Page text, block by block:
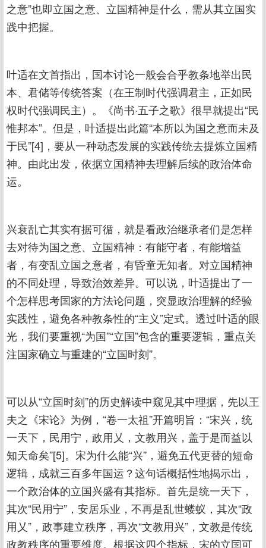
之意”也即立国之意、立国精神是什么，需从其立国实
践中把握。
叶适在文首指出，国本讨论一般会合乎教条地举出民
本、君储等传统答案（在王制时代强调君主，正如民
权时代强调民主）。《尚书·五子之歌》很早就提出“民
惟邦本”。但是，叶适提出此篇“本所以为国之意而未及
于民”[4]，要从一种动态发展的实践传统去提炼立国精
神。由此出发，依据立国精神去理解后续的政治体命
运。
兴衰乱亡其实有据可循，就是看政治继承者们是怎样
去对待为国之意、立国精神：有能守者，有能增益
者，有变乱立国之意者，有昏童无知者。对立国精神
的不同处理，导致治效差异。可以说，叶适提出了一
个怎样思考国家的方法论问题，突显政治理解的经验
实践性，避免各种教条性的“主义”定式。透过叶适的眼
光，我们要重视“为国”“立国”包含的重要逻辑，重点关
注国家确立与重建的“立国时刻”。
可以从“立国时刻”的历史解读中窥见其中理据，先以王
夫之《宋论》为例，“卷一太祖”开篇明旨：“宋兴，统
一天下，民用宁，政用乂，文教用兴，盖于是而益以
知天命矣”[5]。宋为什么能“兴”，避免五代更替的短命
逻辑，成就三百多年国运？这句话概括性地揭示出，
一个政治体的立国兴盛有其指标。首先是统一天下，
其次“民用宁”，安居乐业，不再是乱世蝼蚁，其次“政
用乂”，政事建立秩序，再次“文教用兴”，文教是传统
政教秩序的重要维度。根据这四个指标，宋的立国可